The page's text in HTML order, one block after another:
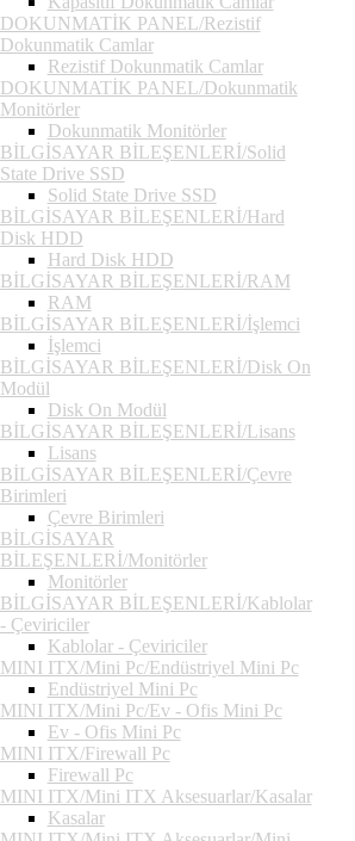
DOKUNMATİK PANEL/Rezistif
Dokunmatik Camlar
Rezistif Dokunmatik Camlar
DOKUNMATİK PANEL/Dokunmatik
Monitörler
Dokunmatik Monitörler
BİLGİSAYAR BİLEŞENLERİ/Solid
State Drive SSD
Solid State Drive SSD
BİLGİSAYAR BİLEŞENLERİ/Hard
Disk HDD
Hard Disk HDD
BİLGİSAYAR BİLEŞENLERİ/RAM
RAM
BİLGİSAYAR BİLEŞENLERİ/İşlemci
İşlemci
BİLGİSAYAR BİLEŞENLERİ/Disk On
Modül
Disk On Modül
BİLGİSAYAR BİLEŞENLERİ/Lisans
Lisans
BİLGİSAYAR BİLEŞENLERİ/Çevre
Birimleri
Çevre Birimleri
BİLGİSAYAR
BİLEŞENLERİ/Monitörler
Monitörler
BİLGİSAYAR BİLEŞENLERİ/Kablolar
- Çeviriciler
Kablolar - Çeviriciler
MINI ITX/Mini Pc/Endüstriyel Mini Pc
Endüstriyel Mini Pc
MINI ITX/Mini Pc/Ev - Ofis Mini Pc
Ev - Ofis Mini Pc
MINI ITX/Firewall Pc
Firewall Pc
MINI ITX/Mini ITX Aksesuarlar/Kasalar
Kasalar